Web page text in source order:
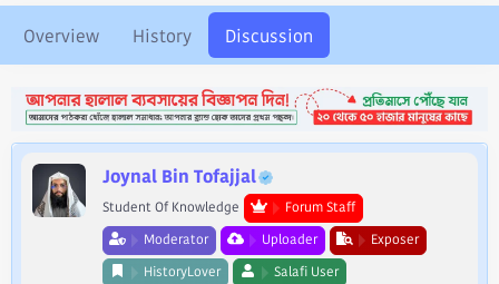
d
r
t
e
d
a
t
Overview History Discussion
Joynal Bin Tofajjal
Student Of Knowledge
Forum Staff
Moderator
Uploader
Exposer
HistoryLover
Salafi User